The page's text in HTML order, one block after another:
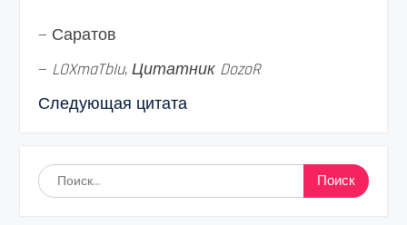
— Саратов
— LOXmaTbIu, Цитатник DozoR
Следующая цитата
Найти: